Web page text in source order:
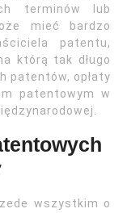
terminów lub
mieć bardzo
patentu,
którą tak długo
patentów, opłaty
patentowym w
wszystkim o